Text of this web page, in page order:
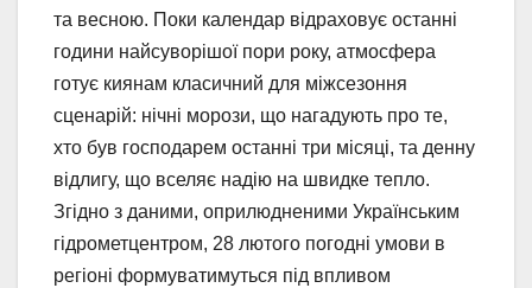
та весною. Поки календар відраховує останні
години найсуворішої пори року, атмосфера
готує киянам класичний для міжсезоння
сценарій: нічні морози, що нагадують про те,
хто був господарем останні три місяці, та денну
відлигу, що вселяє надію на швидке тепло.
Згідно з даними, оприлюдненими Українським
гідрометцентром, 28 лютого погодні умови в
регіоні формуватимуться під впливом